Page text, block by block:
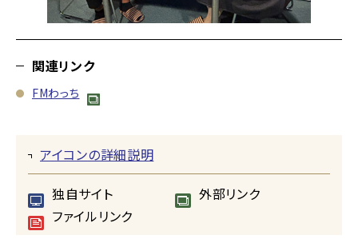
関連リンク
FMわっち
アイコンの詳細説明
独自サイト
外部リンク
ファイルリンク